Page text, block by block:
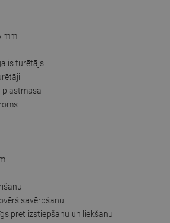
mm
turētājs
plastmasa
savērpšanu
pret izstiepšanu un liekšanu